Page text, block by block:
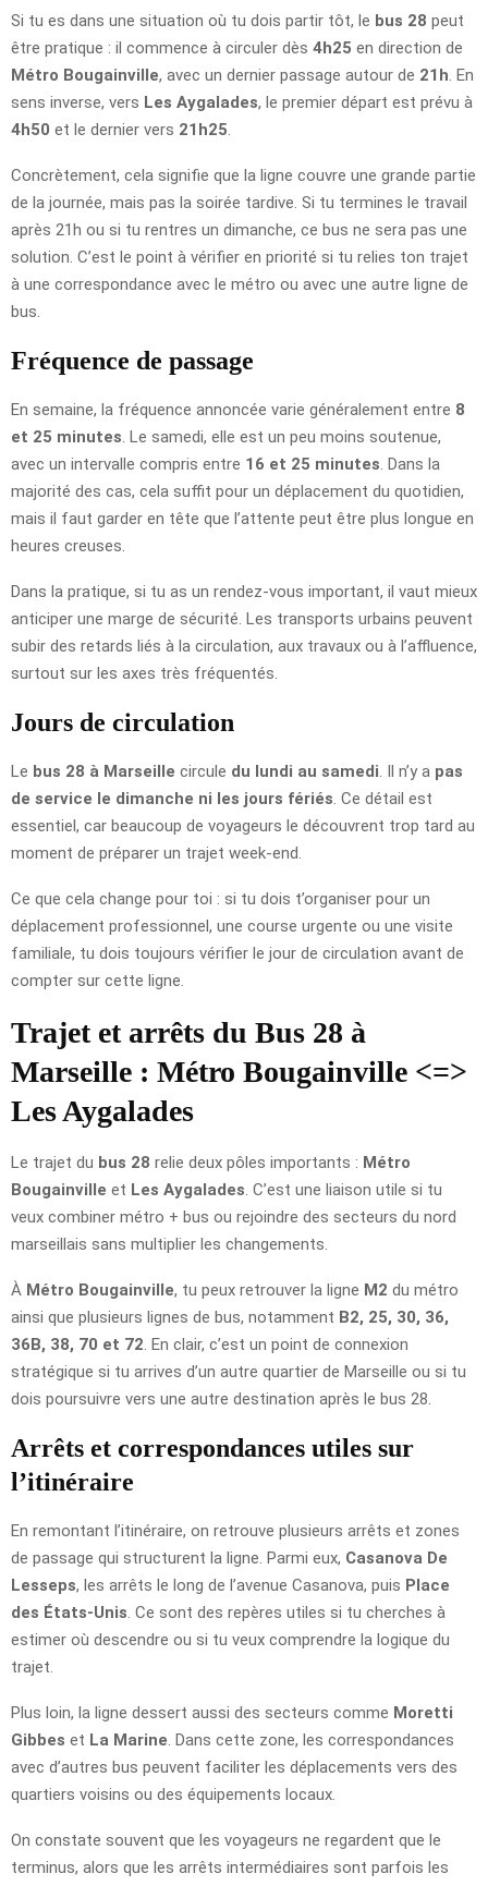
Si tu es dans une situation où tu dois partir tôt, le bus 28 peut
être pratique : il commence à circuler dès 4h25 en direction de
Métro Bougainville, avec un dernier passage autour de 21h . En
sens inverse, vers Les Aygalades, le premier départ est prévu à
4h50 et le dernier vers 21h25
Concrètement, cela signifie que la ligne couvre une grande partie
de la journée, mais pas la soirée tardive. Si tu termines le travail
après 21h ou si tu rentres un dimanche, ce bus ne sera pas une
solution. C’est le point à vérifier en priorité si tu relies ton trajet
à une correspondance avec le métro ou avec une autre ligne de
bus.
Fréquence de passage
En semaine, la fréquence annoncée varie généralement entre 8
et 25 minutes . Le samedi, elle est un peu moins soutenue,
avec un intervalle compris entre 16 et 25 minutes . Dans la
majorité des cas, cela suffit pour un déplacement du quotidien,
mais il faut garder en tête que l’attente peut être plus longue en
heures creuses.
Dans la pratique, si tu as un rendez-vous important, il vaut mieux
anticiper une marge de sécurité. Les transports urbains peuvent
subir des retards liés à la circulation, aux travaux ou à l’affluence,
surtout sur les axes très fréquentés.
Jours de circulation
Le bus 28 à Marseille circule du lundi au samedi . Il n’y a pas
de service le dimanche ni les jours fériés . Ce détail est
essentiel, car beaucoup de voyageurs le découvrent trop tard au
moment de préparer un trajet week-end.
Ce que cela change pour toi : si tu dois t’organiser pour un
déplacement professionnel, une course urgente ou une visite
familiale, tu dois toujours vérifier le jour de circulation avant de
compter sur cette ligne.
Trajet et arrêts du Bus 28 à
Marseille : Métro Bougainville <=>
Les Aygalades
Le trajet du bus 28 relie deux pôles importants : Métro
Bougainville et Les Aygalades . C’est une liaison utile si tu
veux combiner métro + bus ou rejoindre des secteurs du nord
marseillais sans multiplier les changements.
À Métro Bougainville, tu peux retrouver la ligne M2 du métro
ainsi que plusieurs lignes de bus, notamment B2, 25, 30, 36,
36B, 38, 70 et 72 . En clair, c’est un point de connexion
stratégique si tu arrives d’un autre quartier de Marseille ou si tu
dois poursuivre vers une autre destination après le bus 28.
Arrêts et correspondances utiles sur
l’itinéraire
En remontant l’itinéraire, on retrouve plusieurs arrêts et zones
de passage qui structurent la ligne. Parmi eux, Casanova De
Lesseps, les arrêts le long de l’avenue Casanova, puis Place
des États-Unis . Ce sont des repères utiles si tu cherches à
estimer où descendre ou si tu veux comprendre la logique du
trajet.
Plus loin, la ligne dessert aussi des secteurs comme Moretti
Gibbes et La Marine . Dans cette zone, les correspondances
avec d’autres bus peuvent faciliter les déplacements vers des
quartiers voisins ou des équipements locaux.
On constate souvent que les voyageurs ne regardent que le
terminus, alors que les arrêts intermédiaires sont parfois les